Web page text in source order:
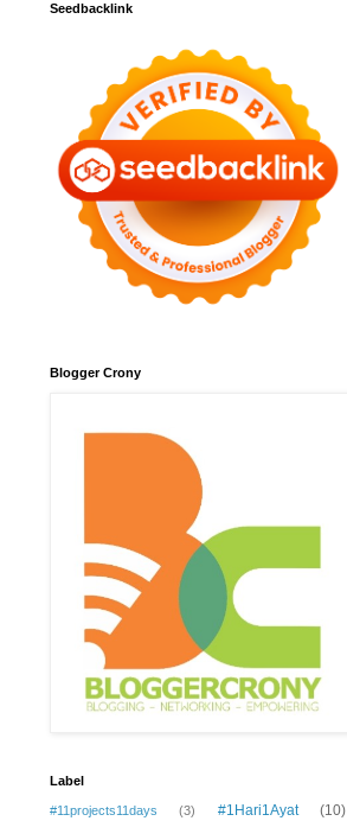
Seedbacklink
Blogger Crony
Label
#11projects11days (3) #1Hari1Ayat (10)